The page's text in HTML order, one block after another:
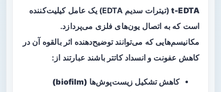
t‑EDTA
(تیترات سدیم EDTA) یک عامل کیلیت‌کننده
است که به اتصال یون‌های فلزی می‌پردازد.
مکانیسم‌هایی که می‌توانند توضیح‌دهنده اثر بالقوه آن در
کاهش عفونت و انسداد کاتتر باشند عبارتند از:
کاهش تشکیل زیست‌پوش‌ها (biofilm)